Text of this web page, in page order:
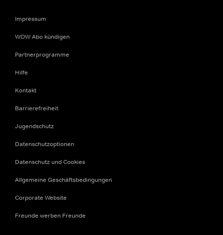
Impressum
WOW Abo kündigen
Partnerprogramme
Hilfe
Kontakt
Barrierefreiheit
Jugendschutz
Datenschutzoptionen
Datenschutz und Cookies
Allgemeine Geschäftsbedingungen
Corporate Website
Freunde werben Freunde